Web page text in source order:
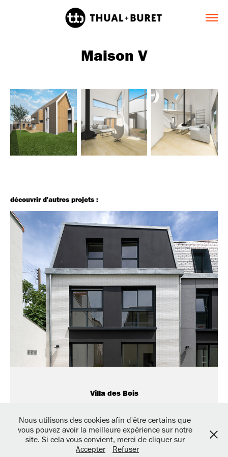
Maison V
découvrir d'autres projets :
Villa des Bois
THUAL+BURET Architectes / 3, avenue de Madrid - 92200
Neuilly sur seine - Tél : 01.46.43.79.40
Nous utilisons des cookies afin d'être certains que
vous pouvez avoir la meilleure expérience sur notre
site. Si cela vous convient, merci de cliquer sur
Accepter
Refuser